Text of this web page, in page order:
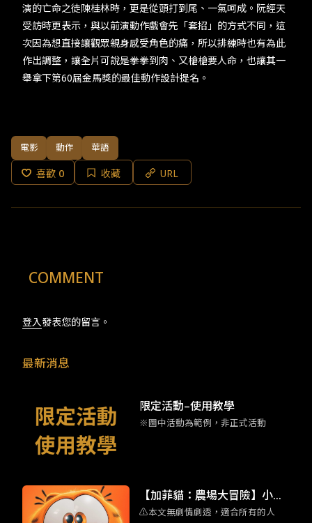
演的亡命之徒陳桂林時，更是從頭打到尾、一氣呵成。阮經天
受訪時更表示，與以前演動作戲會先「套招」的方式不同，這
次因為想直接讓觀眾親身感受角色的痛，所以排練時也有為此
作出調整，讓全片可說是拳拳到肉、又槍槍要人命，也讓其一
舉拿下第60屆金馬獎的最佳動作設計提名。
電影 動作 華語
喜歡 0 收藏 URL
COMMENT
登入發表您的留言。
最新消息
限定活動–使用教學
※圖中活動為範例，非正式活動
【加菲貓：農場大冒險】小加
菲擄獲人心 彩蛋滿滿的家庭喜
⚠️本文無劇情劇透，適合所有的人